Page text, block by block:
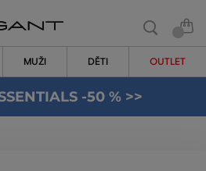
MUŽI DĚTI OUTLET
-50 % >>